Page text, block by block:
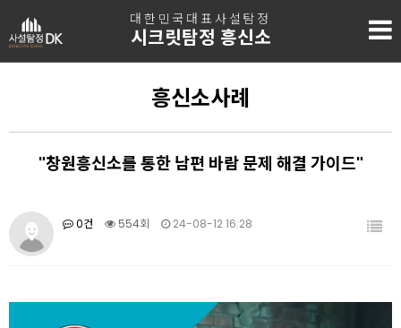
대한민국대표사설탐정
시크릿탐정 흥신소
흥신소사례
"창원흥신소를 통한 남편 바람 문제 해결 가이드"
0건 554회 24-08-12 16:28